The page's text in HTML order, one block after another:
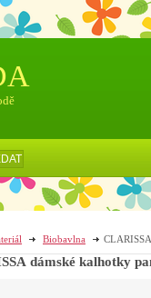
Biobavlna
dámské kalhotky